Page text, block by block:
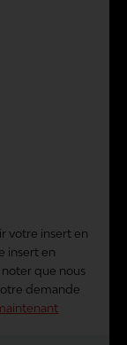
votre insert en
insert en
que nous
demande